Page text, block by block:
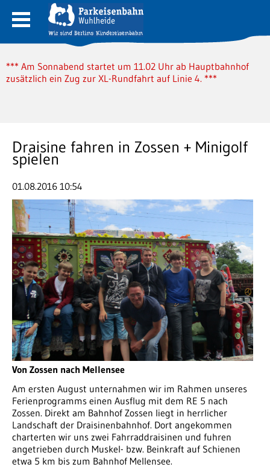
*** Am Sonnabend startet um 11.02 Uhr ab Hauptbahnhof
zusätzlich ein Zug zur XL-Rundfahrt auf Linie 4. ***
Draisine fahren in Zossen + Minigolf
spielen
01.08.2016 10:54
Von Zossen nach Mellensee
Am ersten August unternahmen wir im Rahmen unseres
Ferienprogramms einen Ausflug mit dem RE 5 nach
Zossen. Direkt am Bahnhof Zossen liegt in herrlicher
Landschaft der Draisinenbahnhof. Dort angekommen
charterten wir uns zwei Fahrraddraisinen und fuhren
angetrieben durch Muskel- bzw. Beinkraft auf Schienen
etwa 5 km bis zum Bahnhof Mellensee.